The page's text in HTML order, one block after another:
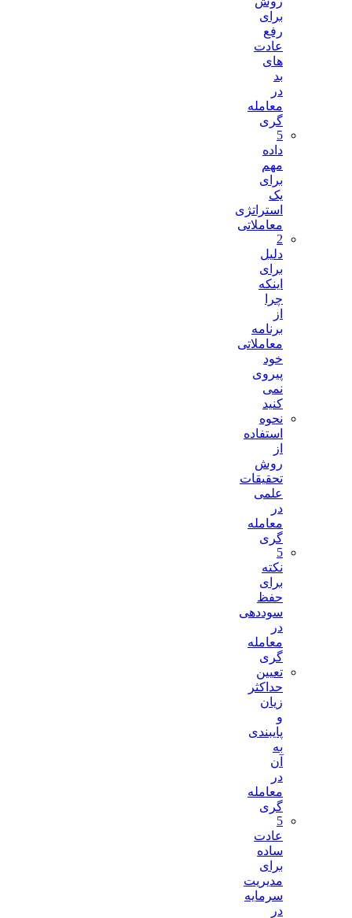
برای
رفع
عادت
های
بد
در
معامله
گری
5
داده
مهم
برای
یک
استراتژی
معاملاتی
2
دلیل
برای
اینکه
چرا
از
برنامه
معاملاتی
خود
پیروی
نمی
کنید
نحوه
استفاده
از
روش
تحقیقات
علمی
در
معامله
گری
5
نکته
برای
حفظ
سوددهی
در
معامله
گری
تعیین
حداکثر
زیان
و
پایبندی
به
آن
در
معامله
گری
5
عادت
ساده
برای
مدیریت
سرمایه
در